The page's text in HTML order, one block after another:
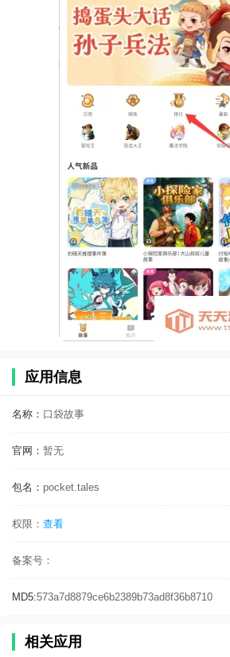
应用信息
名称： 口袋故事
官网： 暂无
包名： pocket.tales
权限： 查看
备案号：
MD5:573a7d8879ce6b2389b73ad8f36b8710
相关应用